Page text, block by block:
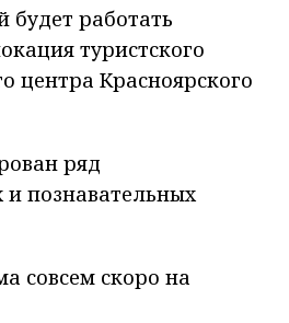
будет работать
туристского
центра Красноярского
ряд
и познавательных
совсем скоро на